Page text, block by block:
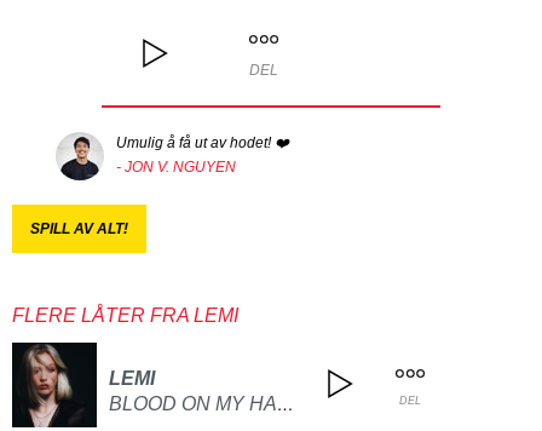
DEL
Umulig å få ut av hodet! ❤️
- JON V. NGUYEN
SPILL AV ALT!
FLERE LÅTER FRA LEMI
LEMI
BLOOD ON MY HANDS DEL